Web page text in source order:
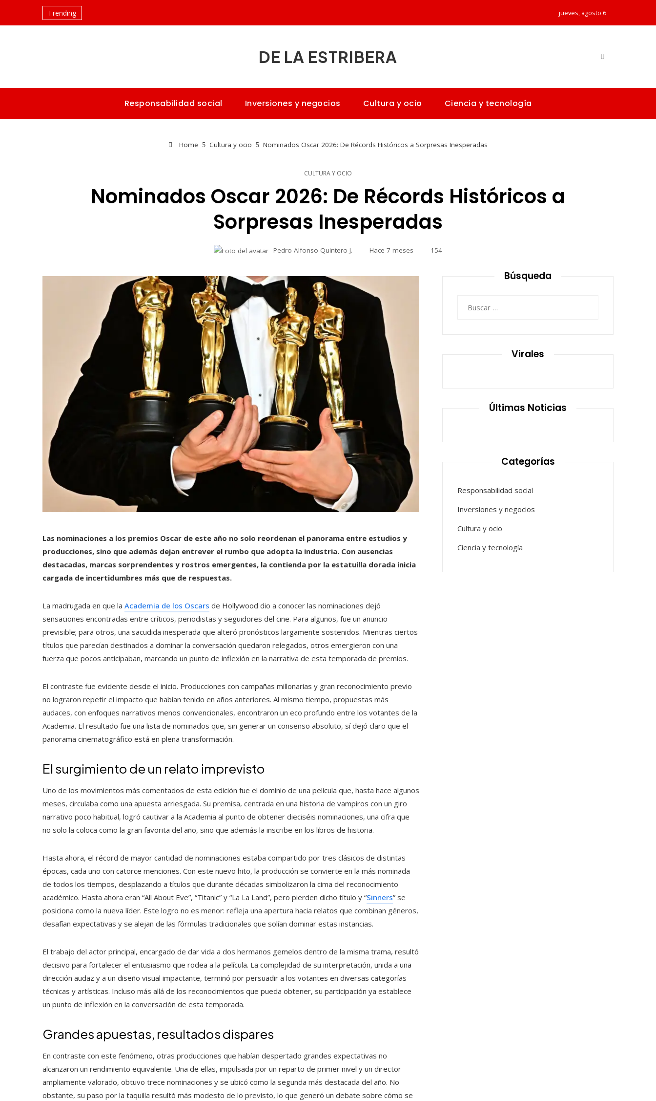
Trending jueves, agosto 6
DE LA ESTRIBERA
Responsabilidad social Inversiones y negocios Cultura y ocio Ciencia y tecnología
Home Cultura y ocio Nominados Oscar 2026: De Récords Históricos a Sorpresas Inesperadas
CULTURA Y OCIO
Nominados Oscar 2026: De Récords Históricos a
Sorpresas Inesperadas
Pedro Alfonso Quintero J. Hace 7 meses 154
Las nominaciones a los premios Oscar de este año no solo reordenan el panorama entre estudios y
producciones, sino que además dejan entrever el rumbo que adopta la industria. Con ausencias
destacadas, marcas sorprendentes y rostros emergentes, la contienda por la estatuilla dorada inicia
cargada de incertidumbres más que de respuestas.
La madrugada en que la Academia de los Oscars de Hollywood dio a conocer las nominaciones dejó
sensaciones encontradas entre críticos, periodistas y seguidores del cine. Para algunos, fue un anuncio
previsible; para otros, una sacudida inesperada que alteró pronósticos largamente sostenidos. Mientras ciertos
títulos que parecían destinados a dominar la conversación quedaron relegados, otros emergieron con una
fuerza que pocos anticipaban, marcando un punto de inflexión en la narrativa de esta temporada de premios.
El contraste fue evidente desde el inicio. Producciones con campañas millonarias y gran reconocimiento previo
no lograron repetir el impacto que habían tenido en años anteriores. Al mismo tiempo, propuestas más
audaces, con enfoques narrativos menos convencionales, encontraron un eco profundo entre los votantes de la
Academia. El resultado fue una lista de nominados que, sin generar un consenso absoluto, sí dejó claro que el
panorama cinematográfico está en plena transformación.
El surgimiento de un relato imprevisto
Uno de los movimientos más comentados de esta edición fue el dominio de una película que, hasta hace algunos
meses, circulaba como una apuesta arriesgada. Su premisa, centrada en una historia de vampiros con un giro
narrativo poco habitual, logró cautivar a la Academia al punto de obtener dieciséis nominaciones, una cifra que
no solo la coloca como la gran favorita del año, sino que además la inscribe en los libros de historia.
Hasta ahora, el récord de mayor cantidad de nominaciones estaba compartido por tres clásicos de distintas
épocas, cada uno con catorce menciones. Con este nuevo hito, la producción se convierte en la más nominada
de todos los tiempos, desplazando a títulos que durante décadas simbolizaron la cima del reconocimiento
académico. Hasta ahora eran “All About Eve”, “Titanic” y “La La Land”, pero pierden dicho título y “Sinners” se
posiciona como la nueva líder. Este logro no es menor: refleja una apertura hacia relatos que combinan géneros,
desafían expectativas y se alejan de las fórmulas tradicionales que solían dominar estas instancias.
El trabajo del actor principal, encargado de dar vida a dos hermanos gemelos dentro de la misma trama, resultó
decisivo para fortalecer el entusiasmo que rodea a la película. La complejidad de su interpretación, unida a una
dirección audaz y a un diseño visual impactante, terminó por persuadir a los votantes en diversas categorías
técnicas y artísticas. Incluso más allá de los reconocimientos que pueda obtener, su participación ya establece
un punto de inflexión en la conversación de esta temporada.
Grandes apuestas, resultados dispares
En contraste con este fenómeno, otras producciones que habían despertado grandes expectativas no
alcanzaron un rendimiento equivalente. Una de ellas, impulsada por un reparto de primer nivel y un director
ampliamente valorado, obtuvo trece nominaciones y se ubicó como la segunda más destacada del año. No
obstante, su paso por la taquilla resultó más modesto de lo previsto, lo que generó un debate sobre cómo se
Búsqueda
Virales
Últimas Noticias
Categorías
Responsabilidad social
Inversiones y negocios
Cultura y ocio
Ciencia y tecnología